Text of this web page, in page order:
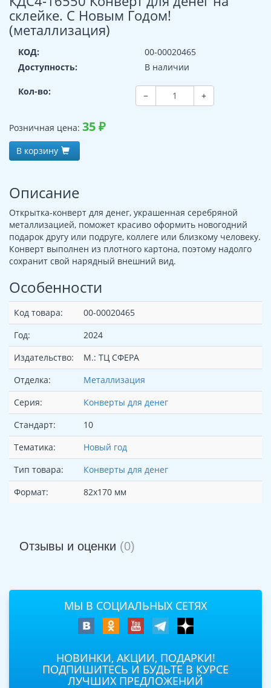
склейке. С Новым Годом!
(металлизация)
КОД:
00-00020465
Доступность:
В наличии
Кол-во: − +
Розничная цена: 35₽
В корзину
Описание
Открытка-конверт для денег, украшенная серебряной
металлизацией, поможет красиво оформить новогодний
подарок другу или подруге, коллеге или близкому человеку.
Конверт выполнен из плотного картона, поэтому надолго
сохранит свой нарядный внешний вид.
Особенности
Код товара:
00-00020465
Год:
2024
Издательство:
М.: ТЦ СФЕРА
Отделка:
Металлизация
Серия:
Конверты для денег
Стандарт:
10
Тематика:
Новый год
Тип товара:
Конверты для денег
Формат:
82х170 мм
Отзывы и оценки (0)
МЫ В СОЦИАЛЬНЫХ СЕТЯХ
НОВИНКИ, АКЦИИ, ПОДАРКИ!
ПОДПИШИТЕСЬ И БУДЬТЕ В КУРСЕ
ЛУЧШИХ ПРЕДЛОЖЕНИЙ